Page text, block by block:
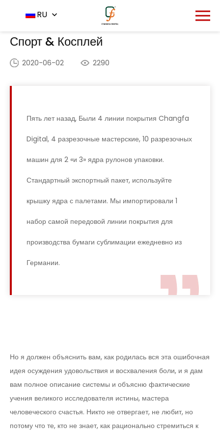
RU
Главная - Приложение - Спорт & Косплей
Спорт & Косплей
2020-06-02 2290
Пять лет назад, Были 4 линии покрытия Changfa
Digital, 4 разрезочные мастерские, 10 разрезочных
машин для 2 «и 3» ядра рулонов упаковки.
Стандартный экспортный пакет, используйте
крышку ядра с палетами. Мы импортировали 1
набор самой передовой линии покрытия для
производства бумаги сублимации ежедневно из
Германии.
Но я должен объяснить вам, как родилась вся эта ошибочная
идея осуждения удовольствия и восхваления боли, и я дам
вам полное описание системы и объясню фактические
учения великого исследователя истины, мастера
человеческого счастья. Никто не отвергает, не любит, но
потому что те, кто не знает, как рационально стремиться к